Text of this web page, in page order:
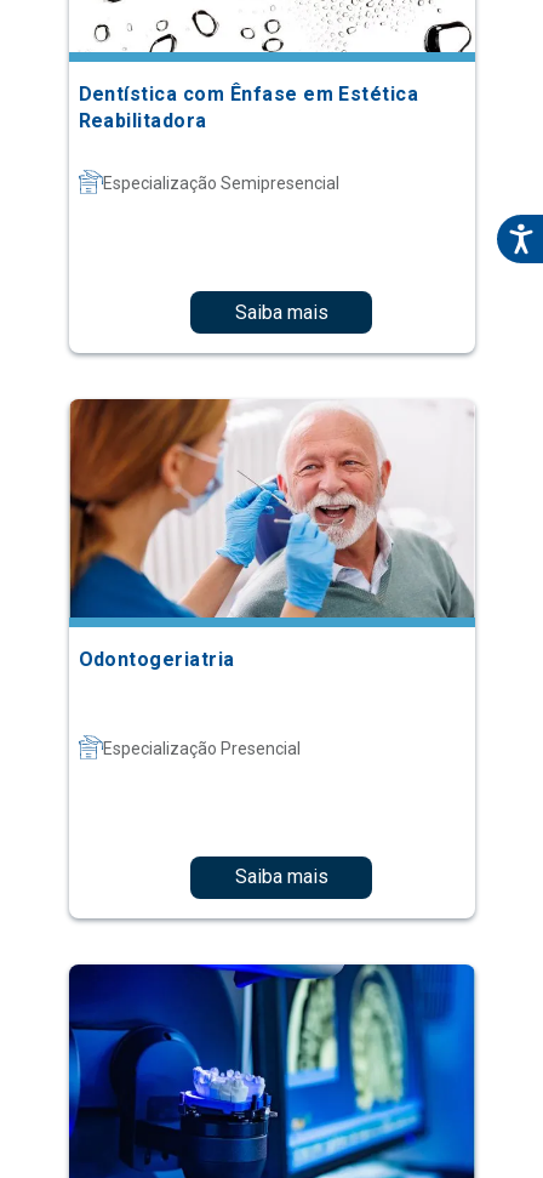
Dentística com Ênfase em Estética
Reabilitadora
Especialização Semipresencial
Saiba mais
Odontogeriatria
Especialização Presencial
Saiba mais